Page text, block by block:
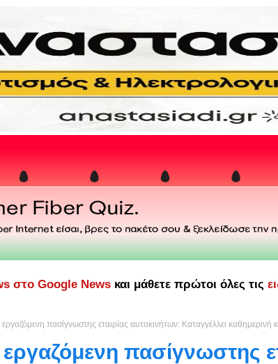
στο Google News και μάθετε πρώτοι όλες τις
πασίγνωστης εταιρίας αυτοκινήτων: Καταγγέλλει καθημερινή
πασίγνωστης